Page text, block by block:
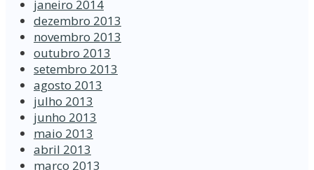
janeiro 2014
dezembro 2013
novembro 2013
outubro 2013
setembro 2013
agosto 2013
julho 2013
junho 2013
maio 2013
abril 2013
março 2013